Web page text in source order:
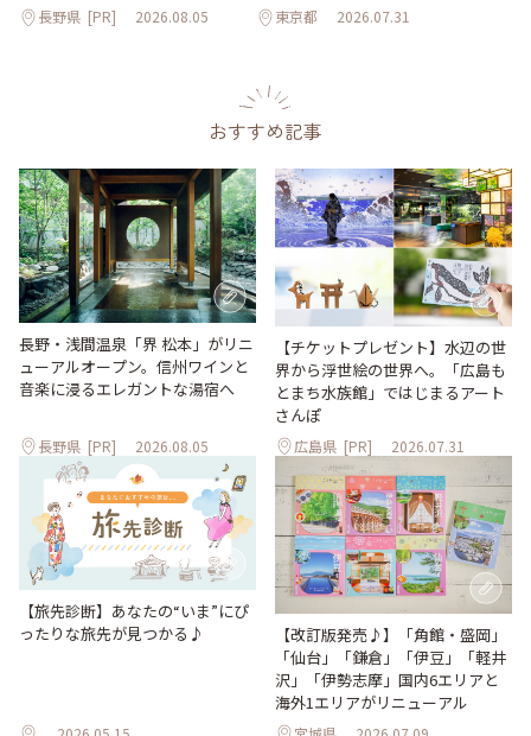
長野県 [PR] 2026.08.05 東京都 2026.07.31
おすすめ記事
長野・浅間温泉「界 松本」がリニ
ューアルオープン。信州ワインと
音楽に浸るエレガントな湯宿へ
長野県 [PR] 2026.08.05
【チケットプレゼント】水辺の世
界から浮世絵の世界へ。「広島も
とまち水族館」ではじまるアート
さんぽ
広島県 [PR] 2026.07.31
【旅先診断】あなたの“いま”にぴ
ったりな旅先が見つかる♪
【改訂版発売♪】「角館・盛岡」
「仙台」「鎌倉」「伊豆」「軽井
沢」「伊勢志摩」国内6エリアと
海外1エリアがリニューアル